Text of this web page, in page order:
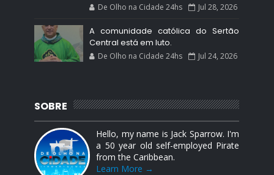
De Olho na Cidade 24hs Jul 28, 2026
A comunidade católica do Sertão
Central está em luto.
De Olho na Cidade 24hs Jul 24, 2026
SOBRE
Hello, my name is Jack Sparrow. I'm
a 50 year old self-employed Pirate
from the Caribbean.
Learn More →